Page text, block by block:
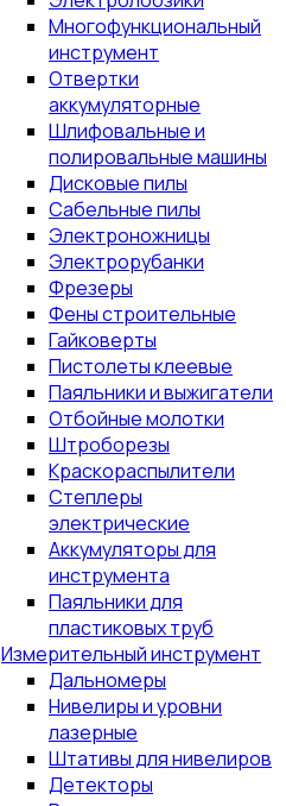
Многофункциональный
инструмент
Отвертки
аккумуляторные
Шлифовальные и
полировальные машины
Дисковые пилы
Сабельные пилы
Электроножницы
Электрорубанки
Фрезеры
Фены строительные
Гайковерты
Пистолеты клеевые
Паяльники и выжигатели
Отбойные молотки
Штроборезы
Краскораспылители
Степлеры
электрические
Аккумуляторы для
инструмента
Паяльники для
пластиковых труб
Измерительный инструмент
Дальномеры
Нивелиры и уровни
лазерные
Штативы для нивелиров
Детекторы